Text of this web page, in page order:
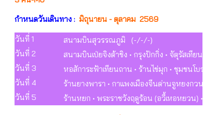
กำหนดวันเดินทาง : มิถุนายน - ตุลาคม 2569
วันที่ 1
สนามบินสุวรรณภูมิ (-/-/-)
วันที่ 2
สนามบินเป่ยจิงต้าชิง • กรุงปักกิ่ง • จัตุรัสเทียนอั
วันที่ 3
หอสัการะฟ้าเทียนถาน • ร้านไข่มุก • ชุมชนโบร
วันที่ 4
ร้านยางพารา • กาแพงเมืองจีนด่านจูหยงกวน •
วันที่ 5
ร้านหยก • พระราชวังฤดูร้อน (อวี้เหอหยวน) •